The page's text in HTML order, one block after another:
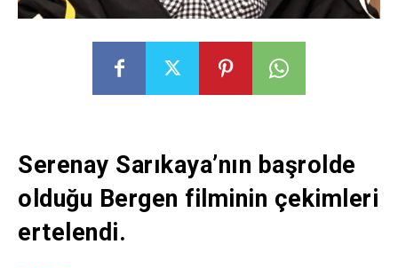
Serenay Sarıkaya’nın başrolde
olduğu Bergen filminin çekimleri
ertelendi.